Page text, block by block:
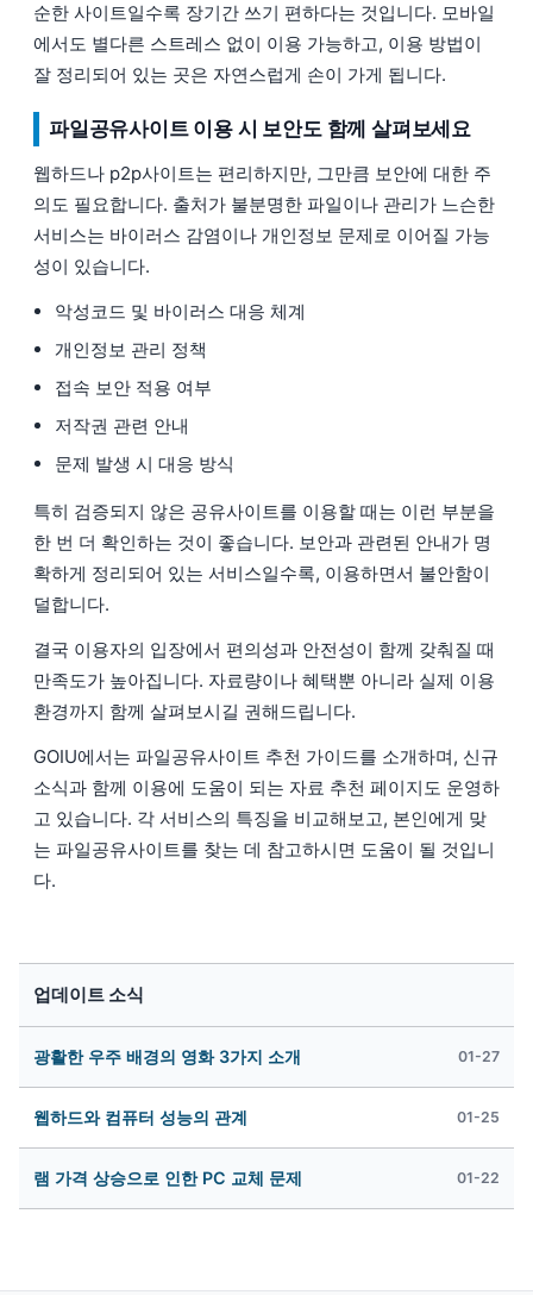
순한 사이트일수록 장기간 쓰기 편하다는 것입니다. 모바일
에서도 별다른 스트레스 없이 이용 가능하고, 이용 방법이
잘 정리되어 있는 곳은 자연스럽게 손이 가게 됩니다.
파일공유사이트 이용 시 보안도 함께 살펴보세요
웹하드나 p2p사이트는 편리하지만, 그만큼 보안에 대한 주
의도 필요합니다. 출처가 불분명한 파일이나 관리가 느슨한
서비스는 바이러스 감염이나 개인정보 문제로 이어질 가능
성이 있습니다.
악성코드 및 바이러스 대응 체계
개인정보 관리 정책
접속 보안 적용 여부
저작권 관련 안내
문제 발생 시 대응 방식
특히 검증되지 않은 공유사이트를 이용할 때는 이런 부분을
한 번 더 확인하는 것이 좋습니다. 보안과 관련된 안내가 명
확하게 정리되어 있는 서비스일수록, 이용하면서 불안함이
덜합니다.
결국 이용자의 입장에서 편의성과 안전성이 함께 갖춰질 때
만족도가 높아집니다. 자료량이나 혜택뿐 아니라 실제 이용
환경까지 함께 살펴보시길 권해드립니다.
GOIU에서는 파일공유사이트 추천 가이드를 소개하며, 신규
소식과 함께 이용에 도움이 되는 자료 추천 페이지도 운영하
고 있습니다. 각 서비스의 특징을 비교해보고, 본인에게 맞
는 파일공유사이트를 찾는 데 참고하시면 도움이 될 것입니
다.
업데이트 소식
광활한 우주 배경의 영화 3가지 소개 01-27
웹하드와 컴퓨터 성능의 관계 01-25
램 가격 상승으로 인한 PC 교체 문제 01-22